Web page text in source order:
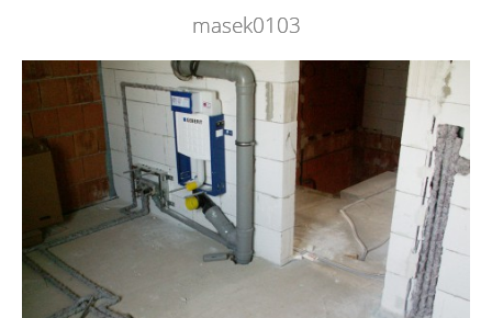
masek0103